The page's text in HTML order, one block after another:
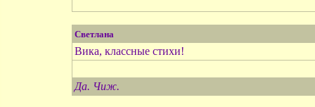
Светлана
Вика, классные стихи!
Да. Чиж.